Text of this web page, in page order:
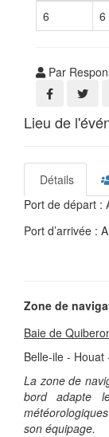
6
6
Par
Lieu de
Détails
Port de départ :
Port d’arrivée :
Zone de
Baie de
Belle-ile -
La zone de
bord adapte
son équipage.